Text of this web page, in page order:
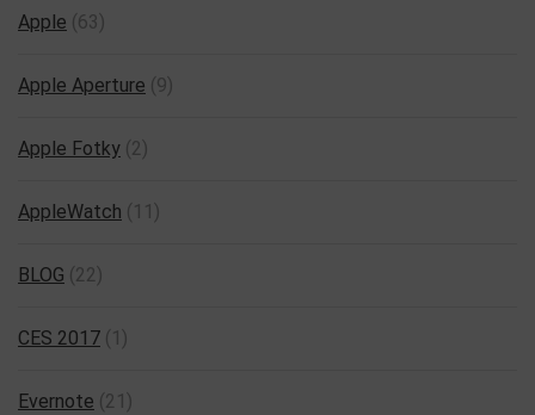
Apple (63)
Apple Aperture (9)
Apple Fotky (2)
AppleWatch (11)
BLOG (22)
CES 2017 (1)
Evernote (21)